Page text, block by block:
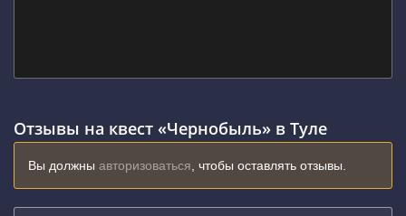
Отзывы на квест «Чернобыль» в Туле
Вы должны авторизоваться , чтобы оставлять отзывы.